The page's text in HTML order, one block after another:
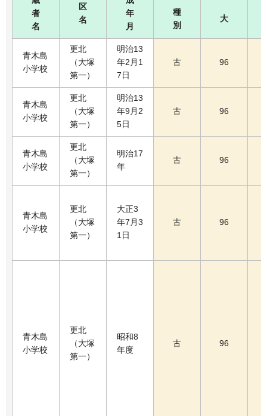
者
名
区
名
年
月
種
別
大
青木島
小学校
更北
（大塚
第一）
明治13
年2月1
7日
古 96
青木島
小学校
更北
（大塚
第一）
明治13
年9月2
5日
古 96
青木島
小学校
更北
（大塚
第一）
明治17
年
古 96
青木島
小学校
更北
（大塚
第一）
大正3
年7月3
1日
古 96
青木島
小学校
更北
（大塚
第一）
昭和8
年度
古 96